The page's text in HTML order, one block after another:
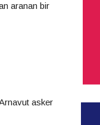
aranan bir
asker